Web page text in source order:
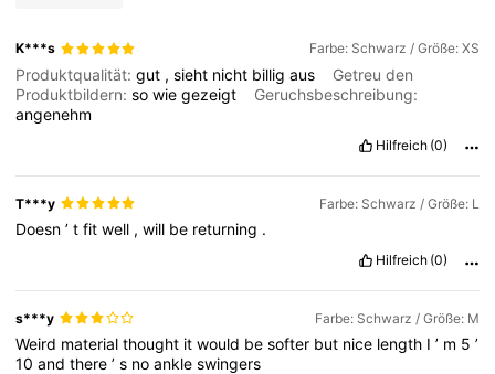
K***s Farbe: Schwarz / Größe: XS
Produktqualität:gut ,sieht nicht billigaus
Getreu den
Produktbildern:sowiegezeigt
Geruchsbeschreibung:
angenehm
Hilfreich (0)
T***y Farbe: Schwarz / Größe: L
Doesn’tfitwell ,will be returning .
Hilfreich (0)
s***y Farbe: Schwarz / Größe: M
Weird materialthought itwould besofter but nice length I’ m 5’
10andthere’s noankleswingers